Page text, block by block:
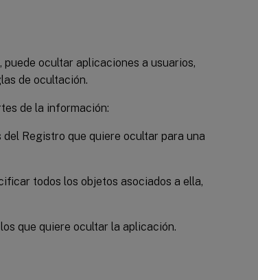
ocultar aplicaciones a usuarios,
de ocultación.
de la información:
Registro que quiere ocultar para una
todos los objetos asociados a ella,
que quiere ocultar la aplicación.